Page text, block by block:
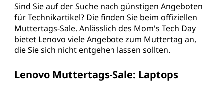
Sind Sie auf der Suche nach günstigen Angeboten
für Technikartikel? Die finden Sie beim offiziellen
Muttertags-Sale. Anlässlich des Mom's Tech Day
bietet Lenovo viele Angebote zum Muttertag an,
die Sie sich nicht entgehen lassen sollten.
Lenovo Muttertags-Sale: Laptops